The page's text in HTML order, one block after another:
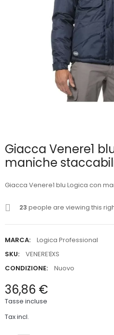
Giacca Venere1
maniche
Giacca Venere1 blu Logica con
23 people are viewing this
MARCA:
Logica Professional
SKU:
VENERE1|XS
CONDIZIONE:
Nuovo
36,86 €
Tasse incluse
Tax incl.